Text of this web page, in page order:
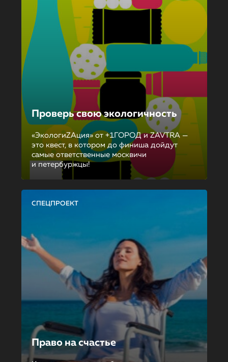
Проверь свою экологичность
«ЭкологиZAция» от +1ГОРОД и ZAVTRA —
это квест, в котором до финиша дойдут
самые ответственные москвичи
и петербуржцы!
СПЕЦПРОЕКТ
Право на счастье